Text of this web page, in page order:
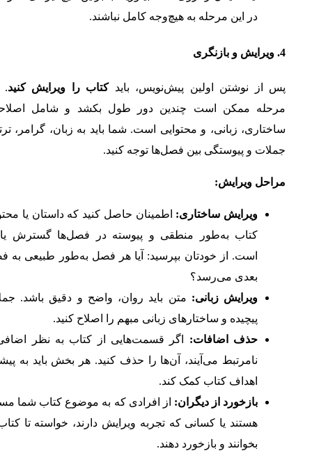
در این مرحله به هیچ‌وجه کامل نباشند.
4. ویرایش و بازنگری
پس از نوشتن اولین پیش‌نویس، بایدکتاب را ویرایش کنید.
مرحله ممکن است چندین دور طول بکشد و شامل
ساختاری، زبانی، و محتوایی است. شما باید به زبان، گرامر،
جملات و پیوستگی بین فصل‌ها توجه کنید.
مراحل ویرایش:
ویرایش ساختاری: اطمینان حاصل کنید که داستان یا
کتاب به‌طور منطقی و پیوسته در فصل‌ها گسترش
است. از خودتان بپرسید: آیا هر فصل به‌طور طبیعی به
بعدی می‌رسد؟
ویرایش زبانی: متن باید روان، واضح و دقیق باشد.
پیچیده و ساختارهای زبانی مبهم را اصلاح کنید.
حذف اضافات: اگر قسمت‌هایی از کتاب به نظر
نامرتبط می‌آیند، آن‌ها را حذف کنید. هر بخش باید به
اهداف کتاب کمک کند.
بازخورد از دیگران: از افرادی که به موضوع کتاب شما
هستند یا کسانی که تجربه ویرایش دارند، خواسته تا
بخوانند و بازخورد دهند.